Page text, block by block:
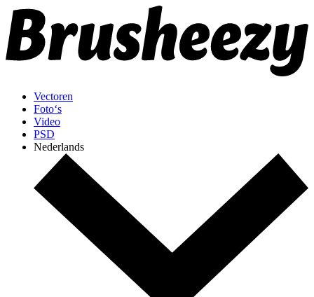
Vectoren
Foto‘s
Video
PSD
Nederlands